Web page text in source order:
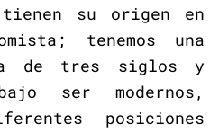
su origen en
tenemos una
de tres siglos y
ser modernos,
posiciones